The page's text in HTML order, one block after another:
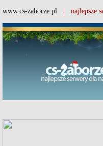
www.cs-zaborze.pl | najlepsze